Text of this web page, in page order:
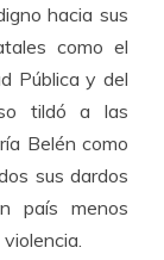
hacia sus
como el
Pública y del
tildó a las
Belén como
sus dardos
país menos